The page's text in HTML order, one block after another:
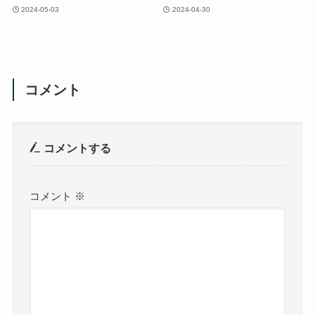
2024-05-03 2024-04-30
コメント
コメントする
コメント ※